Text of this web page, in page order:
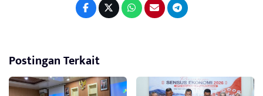
Postingan Terkait